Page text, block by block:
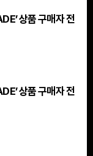
상품 구매자 전
상품 구매자 전